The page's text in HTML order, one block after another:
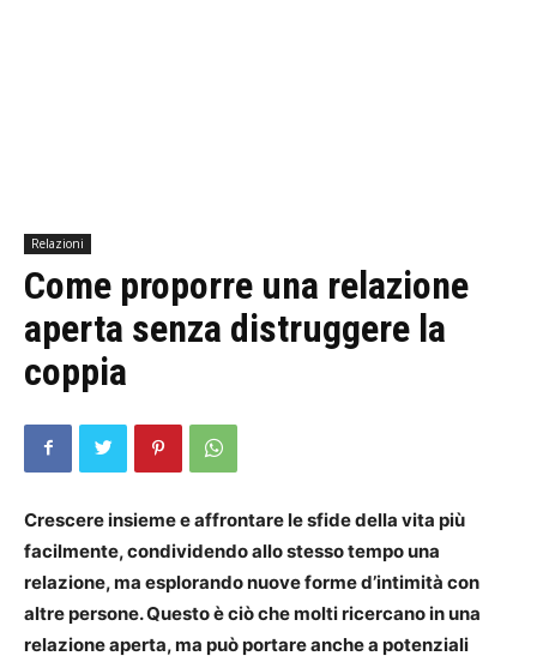
Relazioni
Come proporre una relazione
aperta senza distruggere la
coppia
Crescere insieme e affrontare le sfide della vita più
facilmente, condividendo allo stesso tempo una
relazione, ma esplorando nuove forme d’intimità con
altre persone. Questo è ciò che molti ricercano in una
relazione aperta, ma può portare anche a potenziali